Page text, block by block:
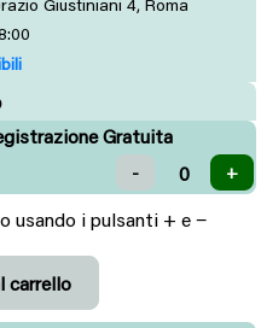
Gratuita
usando i pulsanti + e −